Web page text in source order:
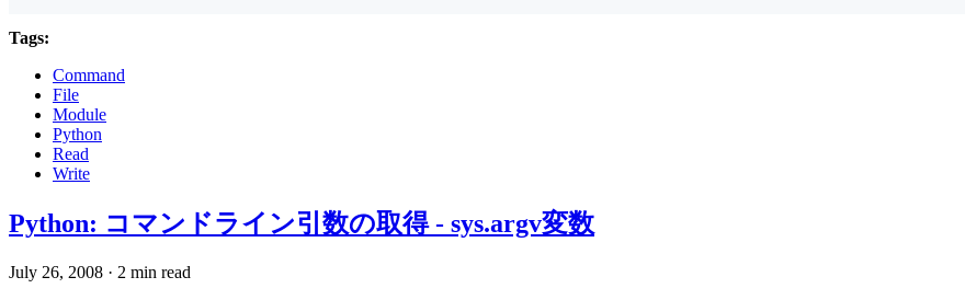
Tags:
Command
File
Module
Python
Read
Write
Python: コマンドライン引数の取得 - sys.argv変数
July 26, 2008 · 2 min read